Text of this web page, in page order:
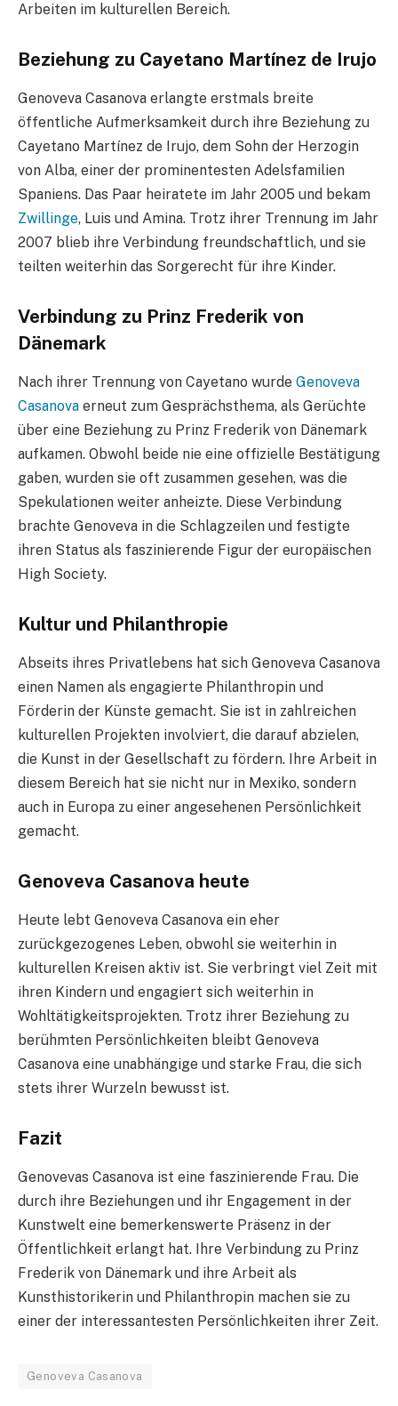
Arbeiten im kulturellen Bereich.
Beziehung zu Cayetano Martínez de Irujo
Genoveva Casanova erlangte erstmals breite
öffentliche Aufmerksamkeit durch ihre Beziehung zu
Cayetano Martínez de Irujo, dem Sohn der Herzogin
von Alba, einer der prominentesten Adelsfamilien
Spaniens. Das Paar heiratete im Jahr 2005 und bekam
Zwillinge, Luis und Amina. Trotz ihrer Trennung im Jahr
2007 blieb ihre Verbindung freundschaftlich, und sie
teilten weiterhin das Sorgerecht für ihre Kinder.
Verbindung zu Prinz Frederik von
Dänemark
Nach ihrer Trennung von Cayetano wurde Genoveva
Casanova erneut zum Gesprächsthema, als Gerüchte
über eine Beziehung zu Prinz Frederik von Dänemark
aufkamen. Obwohl beide nie eine offizielle Bestätigung
gaben, wurden sie oft zusammen gesehen, was die
Spekulationen weiter anheizte. Diese Verbindung
brachte Genoveva in die Schlagzeilen und festigte
ihren Status als faszinierende Figur der europäischen
High Society.
Kultur und Philanthropie
Abseits ihres Privatlebens hat sich Genoveva Casanova
einen Namen als engagierte Philanthropin und
Förderin der Künste gemacht. Sie ist in zahlreichen
kulturellen Projekten involviert, die darauf abzielen,
die Kunst in der Gesellschaft zu fördern. Ihre Arbeit in
diesem Bereich hat sie nicht nur in Mexiko, sondern
auch in Europa zu einer angesehenen Persönlichkeit
gemacht.
Genoveva Casanova heute
Heute lebt Genoveva Casanova ein eher
zurückgezogenes Leben, obwohl sie weiterhin in
kulturellen Kreisen aktiv ist. Sie verbringt viel Zeit mit
ihren Kindern und engagiert sich weiterhin in
Wohltätigkeitsprojekten. Trotz ihrer Beziehung zu
berühmten Persönlichkeiten bleibt Genoveva
Casanova eine unabhängige und starke Frau, die sich
stets ihrer Wurzeln bewusst ist.
Fazit
Genovevas Casanova ist eine faszinierende Frau. Die
durch ihre Beziehungen und ihr Engagement in der
Kunstwelt eine bemerkenswerte Präsenz in der
Öffentlichkeit erlangt hat. Ihre Verbindung zu Prinz
Frederik von Dänemark und ihre Arbeit als
Kunsthistorikerin und Philanthropin machen sie zu
einer der interessantesten Persönlichkeiten ihrer Zeit.
Genoveva Casanova